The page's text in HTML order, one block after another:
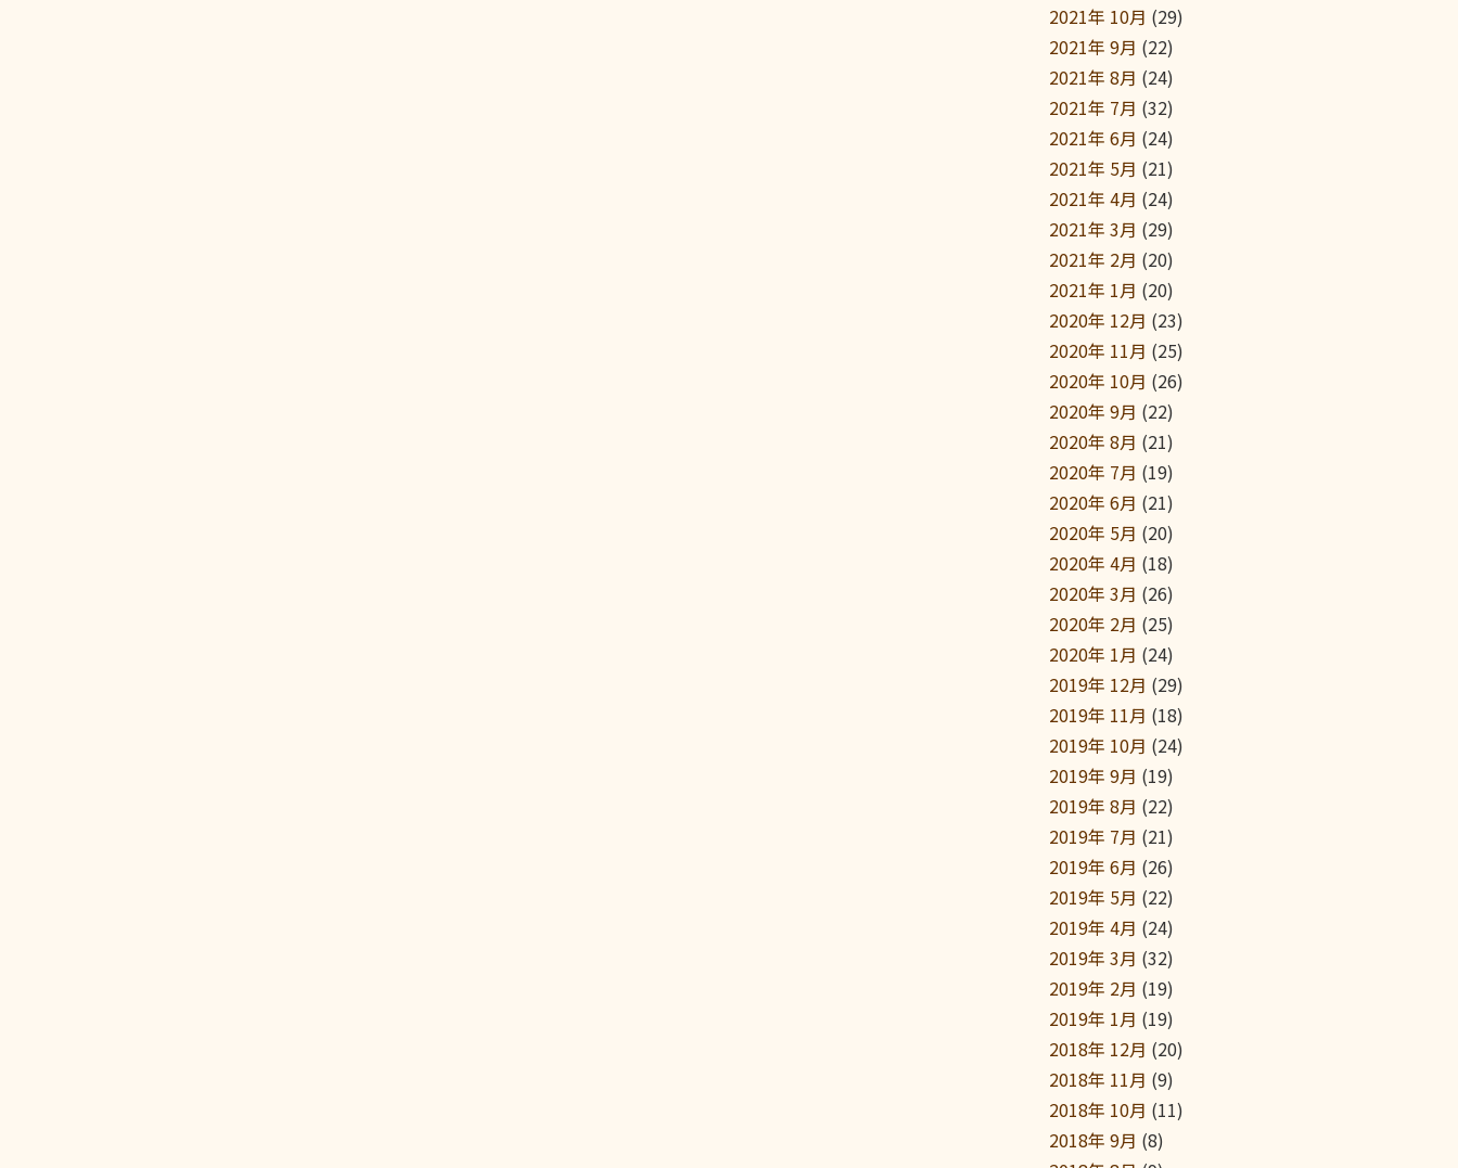
2021年 10月 (29)
2021年 9月 (22)
2021年 8月 (24)
2021年 7月 (32)
2021年 6月 (24)
2021年 5月 (21)
2021年 4月 (24)
2021年 3月 (29)
2021年 2月 (20)
2021年 1月 (20)
2020年 12月 (23)
2020年 11月 (25)
2020年 10月 (26)
2020年 9月 (22)
2020年 8月 (21)
2020年 7月 (19)
2020年 6月 (21)
2020年 5月 (20)
2020年 4月 (18)
2020年 3月 (26)
2020年 2月 (25)
2020年 1月 (24)
2019年 12月 (29)
2019年 11月 (18)
2019年 10月 (24)
2019年 9月 (19)
2019年 8月 (22)
2019年 7月 (21)
2019年 6月 (26)
2019年 5月 (22)
2019年 4月 (24)
2019年 3月 (32)
2019年 2月 (19)
2019年 1月 (19)
2018年 12月 (20)
2018年 11月 (9)
2018年 10月 (11)
2018年 9月 (8)